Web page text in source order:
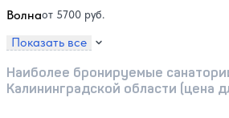
Волнаот 5700 руб.
Показать все
Наиболее бронируемые
Калининградской области (цена